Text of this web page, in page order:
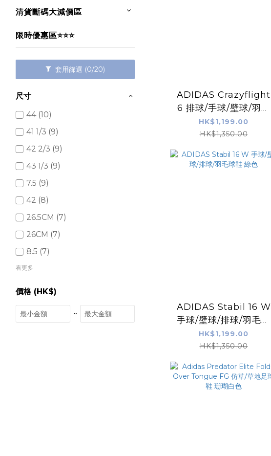
清貨斷碼大減價區
限時優惠區⭐⭐⭐
套用篩選 (0/20)
尺寸
44 (10)
41 1/3 (9)
42 2/3 (9)
43 1/3 (9)
7.5 (9)
42 (8)
26.5CM (7)
26CM (7)
8.5 (7)
看更多
價格 (HK$)
~
ADIDAS Crazyflight
6 排球/手球/壁球/羽毛
球鞋 綠白色
HK$1,199.00
HK$1,350.00
ADIDAS Stabil 16 W
手球/壁球/排球/羽毛球
鞋 綠色
HK$1,199.00
HK$1,350.00